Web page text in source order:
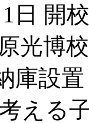
日 開
光博
庫設
える